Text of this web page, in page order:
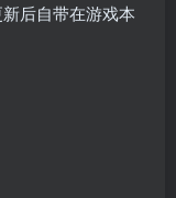
后自带在游戏本